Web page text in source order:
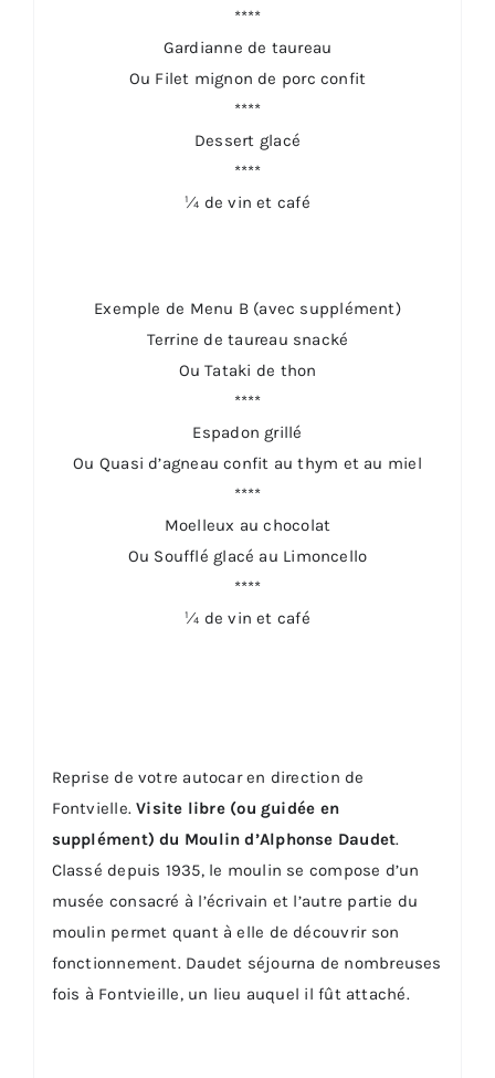
****
Gardianne de taureau
Ou Filet mignon de porc confit
****
Dessert glacé
****
¼ de vin et café
Exemple de Menu B (avec supplément)
Terrine de taureau snacké
Ou Tataki de thon
****
Espadon grillé
Ou Quasi d’agneau confit au thym et au miel
****
Moelleux au chocolat
Ou Soufflé glacé au Limoncello
****
¼ de vin et café
Reprise de votre autocar en direction de
Fontvielle.Visite libre (ou guidée en
supplément) du Moulin d’Alphonse Daudet.
Classé depuis 1935, le moulin se compose d’un
musée consacré à l’écrivain et l’autre partie du
moulin permet quant à elle de découvrir son
fonctionnement. Daudet séjourna de nombreuses
fois à Fontvieille, un lieu auquel il fût attaché.